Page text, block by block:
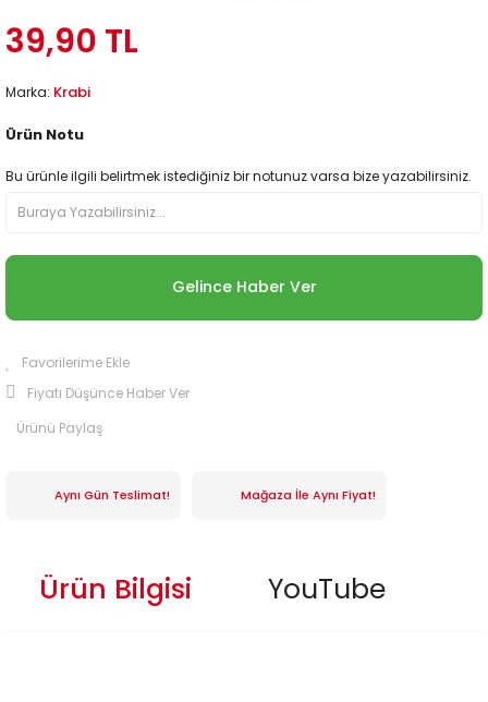
39,90 TL
Marka: Krabi
Ürün Notu
Bu ürünle ilgili belirtmek istediğiniz bir notunuz varsa bize yazabilirsiniz.
Gelince Haber Ver
Fiyatı Düşünce Haber Ver
Ürünü Paylaş
Aynı Gün Teslimat! Mağaza İle Aynı Fiyat!
Ürün Bilgisi YouTube